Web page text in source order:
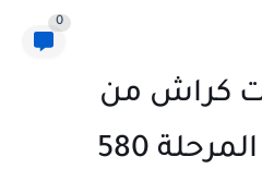
0
كراش من
المرحلة 576 إلى المرحلة 580